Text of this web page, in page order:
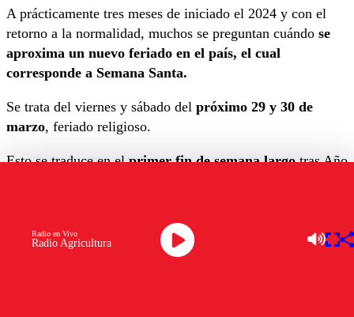
A prácticamente tres meses de iniciado el 2024 y con el
retorno a la normalidad, muchos se preguntan cuándo se
aproxima un nuevo feriado en el país, el cual
corresponde a Semana Santa.
Se trata del viernes y sábado del próximo 29 y 30 de
marzo, feriado religioso.
Esto se traduce en elprimer fin de semana largotras Año
Semana Santa: ¿Y el resto del calendario?
Radio Agricultura
Radio en Vivo